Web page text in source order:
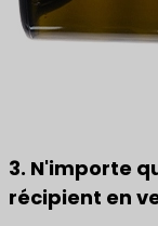
3. N'importe
récipient en